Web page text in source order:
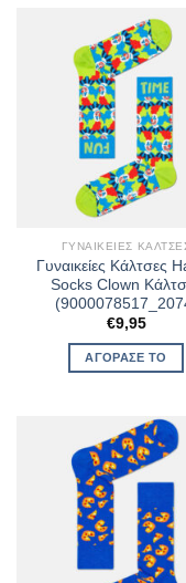
ΓΥΝΑΙΚΕΊΕΣ
Γυναικείες Κάλτσες
Socks Clown
€9,95
ΑΓΌΡΑΣΈ ΤΟ